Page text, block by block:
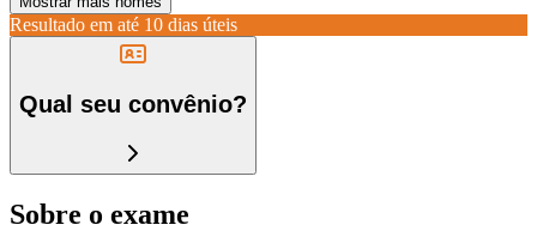
Resultado em até 10 dias úteis
Qual seu convênio?
Sobre o exame